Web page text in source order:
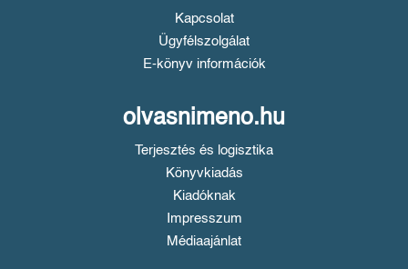
Kapcsolat
Ügyfélszolgálat
E-könyv információk
olvasnimeno.hu
Terjesztés és logisztika
Könyvkiadás
Kiadóknak
Impresszum
Médiaajánlat